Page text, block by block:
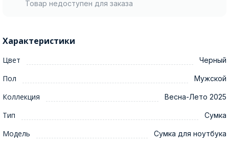
Товар недоступен для заказа
Характеристики
Цвет Черный
Пол Мужской
Коллекция Весна-Лето 2025
Тип Сумка
Модель Сумка для ноутбука